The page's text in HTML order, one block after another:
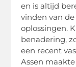
en is altijd
vinden van
oplossingen.
benadering,
een recent
Assen